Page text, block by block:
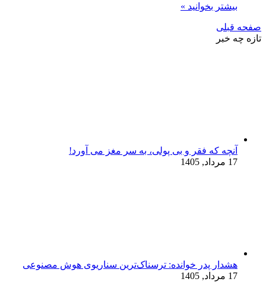
بیشتر بخوانید »
صفحه قبلی
تازه چه خبر
آنچه که فقر و بی‌ پولی، به سر مغز می‌ آورد!
17 مرداد, 1405
هشدار پدر خوانده: ترسناک‌ترین سناریوی هوش مصنوعی
17 مرداد, 1405